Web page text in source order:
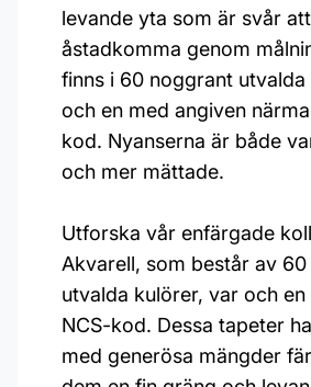
levande yta som är svår att
åstadkomma genom
finns i 60 noggrant
och en med angiven
kod. Nyanserna är både
och mer mättade.
Utforska vår enfärgade
Akvarell, som består av
utvalda kulörer, var och
NCS-kod. Dessa tapeter
med generösa mängder